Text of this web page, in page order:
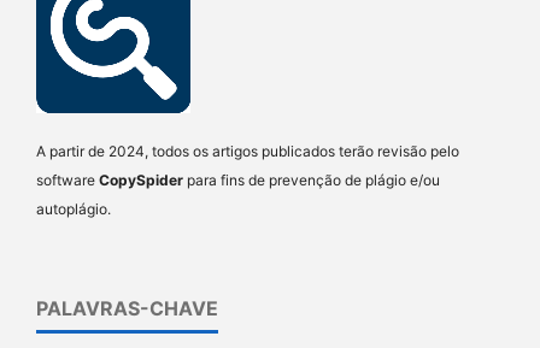
A partir de 2024, todos os artigos publicados terão revisão pelo
software CopySpider para fins de prevenção de plágio e/ou
autoplágio.
PALAVRAS-CHAVE